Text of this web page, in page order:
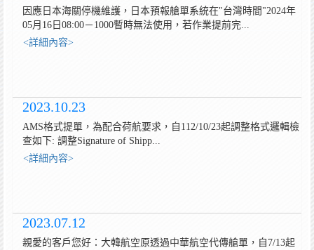
因應日本海關停機維護，日本預報艙單系統在"台灣時間"2024年
05月16日08:00－1000暫時無法使用，若作業提前完...
<詳細內容>
2023.10.23
AMS格式提單，為配合荷航要求，自112/10/23起調整格式邏輯檢
查如下: 調整Signature of Shipp...
<詳細內容>
2023.07.12
親愛的客戶您好：大韓航空原透過中華航空代傳艙單，自7/13起